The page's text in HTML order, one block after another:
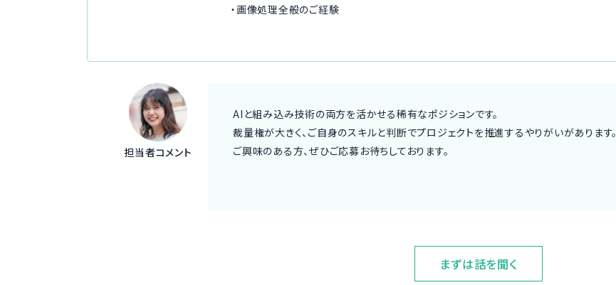
・画像処理全般のご経験
担当者コメント
AIと組み込み技術の両方を活かせる稀有なポジションです。
裁量権が大きく、ご自身のスキルと判断でプロジェクトを推進するやりがいがあります。
ご興味のある方、ぜひご応募お待ちしております。
まずは話を聞く